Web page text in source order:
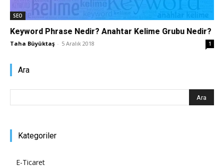
–
SEO
Keyword Phrase Nedir? Anahtar Kelime Grubu Nedir?
Taha Büyüktaş - 5 Aralık 2018 1
Ara
Kategoriler
E-Ticaret